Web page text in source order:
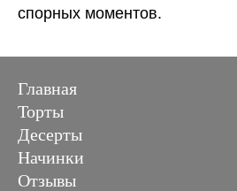
спорных моментов.
Главная
Торты
Десерты
Начинки
Отзывы